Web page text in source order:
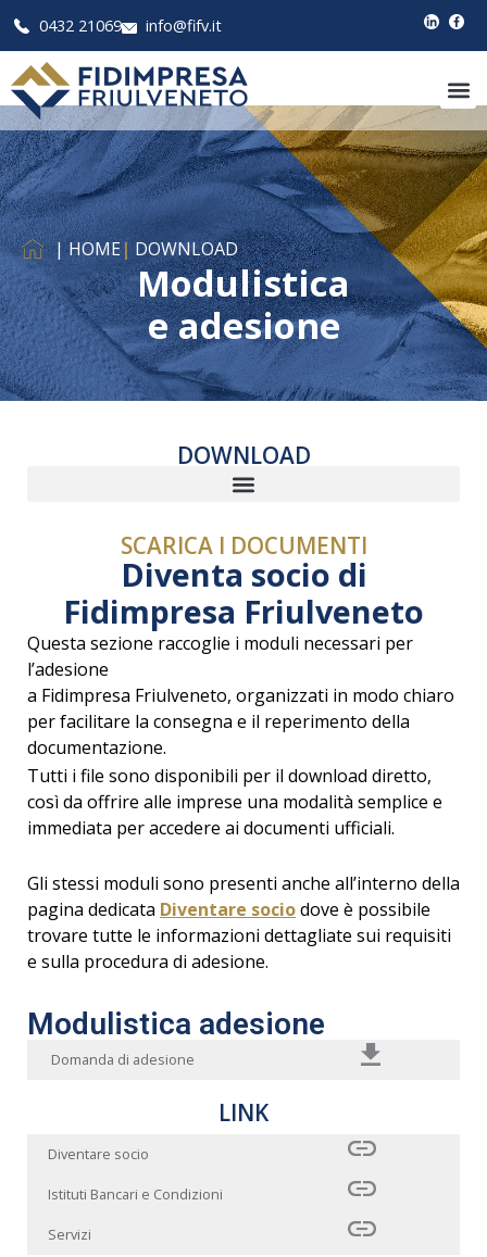
0432 21069 info@fifv.it
| HOME| DOWNLOAD
Modulistica
e adesione
DOWNLOAD
SCARICA I DOCUMENTI
Diventa socio di
Fidimpresa Friulveneto
Questa sezione raccoglie i moduli necessari per
l’adesione
a Fidimpresa Friulveneto, organizzati in modo chiaro
per facilitare la consegna e il reperimento della
documentazione.
Tutti i file sono disponibili per il download diretto,
così da offrire alle imprese una modalità semplice e
immediata per accedere ai documenti ufficiali.
Gli stessi moduli sono presenti anche all’interno della
pagina dedicata Diventare sociodove è possibile
trovare tutte le informazioni dettagliate sui requisiti
e sulla procedura di adesione.
Modulistica adesione
Domanda di adesione
LINK
Diventare socio
Istituti Bancari e Condizioni
Servizi